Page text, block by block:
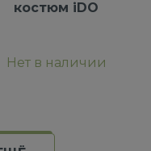
костюм iDO
Нет в наличии